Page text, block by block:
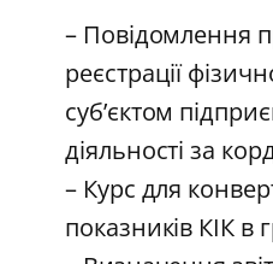
– Повідомлення
реєстрації
суб’єктом
діяльності за
– Курс для
показників КІК в